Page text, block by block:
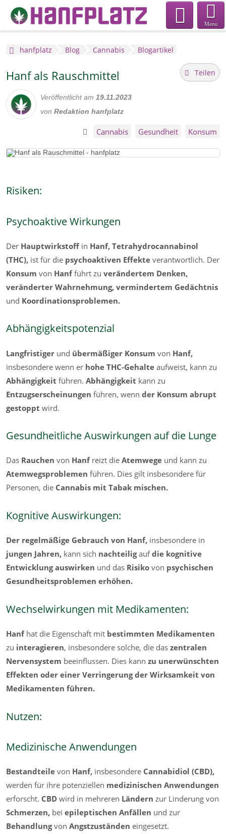
Menu
hanfplatz Blog Cannabis Blogartikel
Teilen
Hanf als Rauschmittel
Veröffentlicht am 19.11.2023
von Redaktion hanfplatz
Cannabis Gesundheit Konsum
Risiken:
Psychoaktive Wirkungen
Der Hauptwirkstoff in Hanf, Tetrahydrocannabinol
(THC), ist für die psychoaktiven Effekte verantwortlich. Der
Konsum von Hanfführt zu verändertem Denken,
veränderter Wahrnehmung, vermindertem Gedächtnis
und Koordinationsproblemen.
Abhängigkeitspotenzial
Langfristiger und übermäßiger Konsum von Hanf,
insbesondere wenn er hohe THC-Gehalte aufweist, kann zu
Abhängigkeit führen. Abhängigkeit kann zu
Entzugserscheinungen führen, wenn der Konsum abrupt
gestoppt wird.
Gesundheitliche Auswirkungen auf die Lunge
Das Rauchen von Hanfreizt die Atemwege und kann zu
Atemwegsproblemen führen. Dies gilt insbesondere für
Personen, die Cannabis mit Tabak mischen.
Kognitive Auswirkungen:
Der regelmäßige Gebrauch von Hanf, insbesondere in
jungen Jahren, kann sich nachteiligaufdie kognitive
Entwicklung auswirken und das Risiko von psychischen
Gesundheitsproblemen erhöhen.
Wechselwirkungen mit Medikamenten:
Hanf hat die Eigenschaft mit bestimmten Medikamenten
zu interagieren, insbesondere solche, die das zentralen
Nervensystem beeinflussen. Dies kann zu unerwünschten
Effekten oder einer Verringerung der Wirksamkeit von
Medikamenten führen.
Nutzen:
Medizinische Anwendungen
Bestandteile von Hanf, insbesondere Cannabidiol (CBD),
werden für ihre potenziellen medizinischen Anwendungen
erforscht. CBD wird in mehreren Ländern zur Linderung von
Schmerzen, bei epileptischen Anfällen und zur
Behandlungvon Angstzuständen eingesetzt.